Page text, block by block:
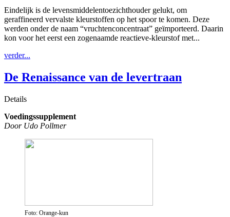
Eindelijk is de levensmiddelentoezichthouder gelukt, om
geraffineerd vervalste kleurstoffen op het spoor te komen. Deze
werden onder de naam “vruchtenconcentraat” geïmporteerd. Daarin
kon voor het eerst een zogenaamde reactieve-kleurstof met...
verder...
De Renaissance van de levertraan
Details
Voedingssupplement
Door Udo Pollmer
Foto: Orange-kun